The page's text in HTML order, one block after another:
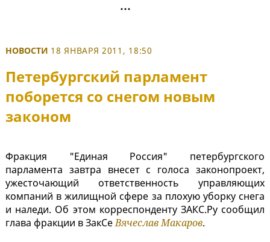
НОВОСТИ 18 ЯНВАРЯ 2011, 18:50
Петербургский парламент
поборется со снегом новым
законом
Фракция "Единая Россия" петербургского
парламента завтра внесет с голоса законопроект,
ужесточающий ответственность управляющих
компаний в жилищной сфере за плохую уборку снега
и наледи. Об этом корреспонденту ЗАКС.Ру сообщил
глава фракции в ЗакСеВячеслав Макаров.